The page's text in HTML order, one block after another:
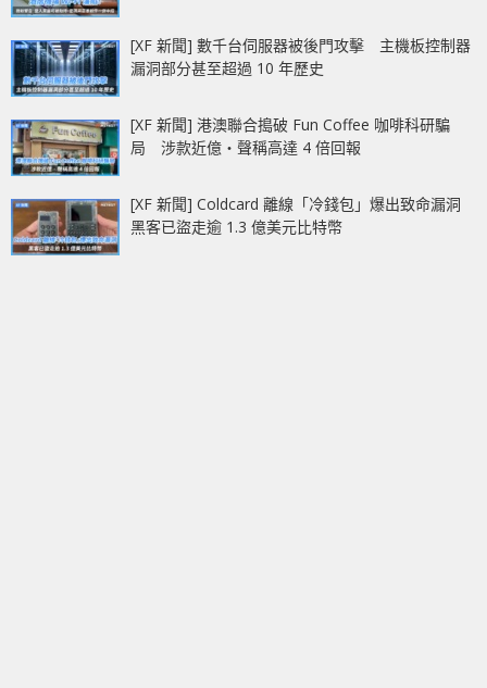
[XF 新聞] 數千台伺服器被後門攻擊 主機板控制器
漏洞部分甚至超過 10 年歷史
[XF 新聞] 港澳聯合搗破 Fun Coffee 咖啡科研騙
局 涉款近億‧聲稱高達 4 倍回報
[XF 新聞] Coldcard 離線「冷錢包」爆出致命漏洞
黑客已盜走逾 1.3 億美元比特幣